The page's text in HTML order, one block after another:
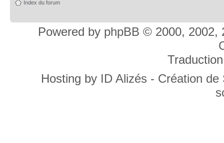
Index du forum
Powered by phpBB © 2000, 2002,
Hosting by ID Alizés - Création